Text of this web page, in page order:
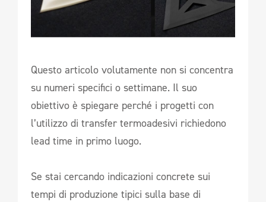
Questo articolo volutamente non si concentra
su numeri specifici o settimane. Il suo
obiettivo è spiegare perché i progetti con
l’utilizzo di transfer termoadesivi richiedono
lead time in primo luogo.
Se stai cercando indicazioni concrete sui
tempi di produzione tipici sulla base di